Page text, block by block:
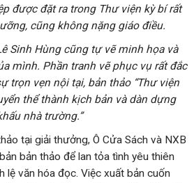
được đặt ra trong Thư viện kỳ bí rất
cũng không nặng giáo điều.
Sinh Hùng cũng tự vẽ minh họa và
mình. Phần tranh vẽ phục vụ rất đắc
trọn vẹn nội tại, bản thảo “Thư viện
thể thành kịch bản và dàn dựng
nhà trường.”
tại giải thưởng, Ô Cửa Sách và NXB
bản thảo để lan tỏa tình yêu thiên
lệ văn hóa đọc. Việc xuất bản cuốn